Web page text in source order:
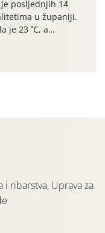
posljednjih 14
u županiji.
je 23 ˚C, a
do 35 ˚C.
ribarstva, Uprava za